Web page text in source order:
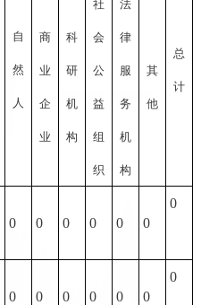
自
然
人
总
计
商
业
企
业
科
研
机
构
社
会
公
益
组
织
法
律
服
务
机
构
其
他
0 0 0 0 0 0
0
0 0 0 0 0 0
0